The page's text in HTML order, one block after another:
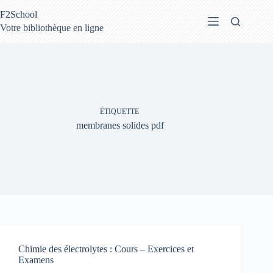
au
contenu
F2School
Votre bibliothèque en ligne
ÉTIQUETTE
membranes solides pdf
Chimie des électrolytes : Cours – Exercices et
Examens